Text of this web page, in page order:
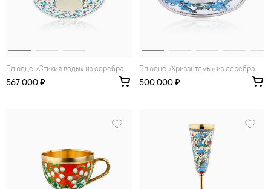
Блюдце «Стихия воды» из серебра
567 000 ₽
Блюдце «Хризантемы» из серебра
500 000 ₽